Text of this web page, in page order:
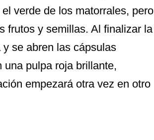
verde de los matorrales, pero
frutos y semillas. Al finalizar la
se abren las cápsulas
pulpa roja brillante,
empezará otra vez en otro